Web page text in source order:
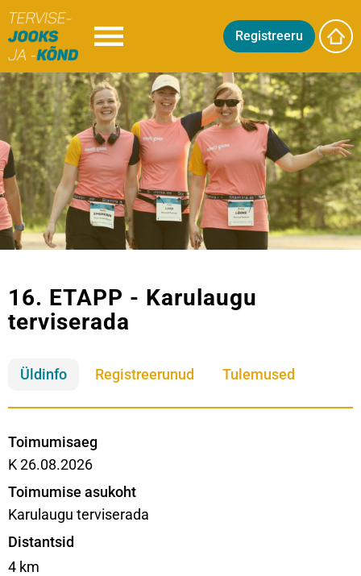
Registreeru
16. ETAPP - Karulaugu
terviserada
Üldinfo Registreerunud Tulemused
Toimumisaeg
K 26.08.2026
Toimumise asukoht
Karulaugu terviserada
Distantsid
4 km